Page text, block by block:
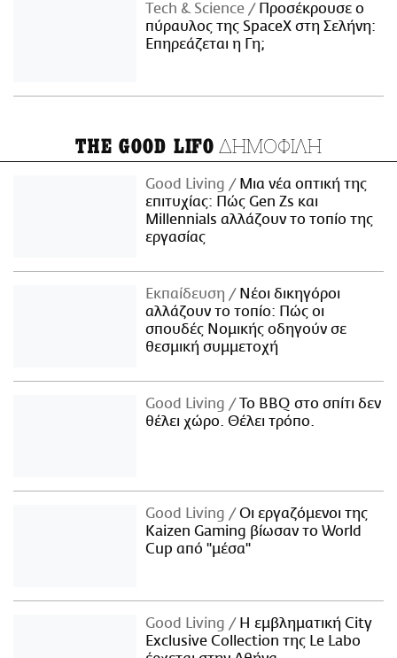
Τech & Science
Προσέκρουσε ο
πύραυλος της SpaceX στη Σελήνη:
Επηρεάζεται η Γη;
THE GOOD LIFO ΔΗΜΟΦΙΛΗ
Good Living
Μια νέα οπτική της
επιτυχίας: Πώς Gen Zs και
Millennials αλλάζουν το τοπίο της
εργασίας
Εκπαίδευση
Νέοι δικηγόροι
αλλάζουν το τοπίο: Πώς οι
σπουδές Νομικής οδηγούν σε
θεσμική συμμετοχή
Good Living
Το BBQ στο σπίτι δεν
θέλει χώρο. Θέλει τρόπο.
Good Living
Οι εργαζόμενοι της
Kaizen Gaming βίωσαν το World
Cup από "μέσα"
Good Living
Η εμβληματική City
Exclusive Collection της Le Labo